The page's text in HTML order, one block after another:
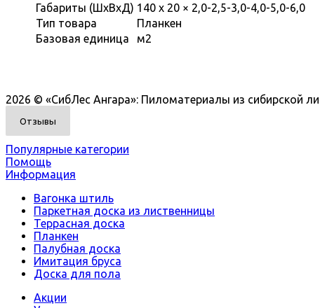
Габариты (ШхВхД) 140 x 20 × 2,0-2,5-3,0-4,0-5,0-6,0
Тип товара
Планкен
Базовая единица
м2
2026 © «СибЛес Ангара»: Пиломатериалы из сибирской
Отзывы
Популярные категории
Помощь
Информация
Вагонка штиль
Паркетная доска из лиственницы
Террасная доска
Планкен
Палубная доска
Имитация бруса
Доска для пола
Акции